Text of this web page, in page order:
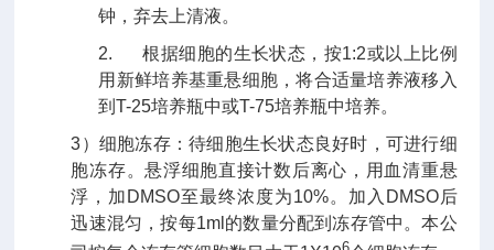
钟，弃去上清液。
2.根据细胞的生长状态，按1:2或以上比例
用新鲜培养基重悬细胞，将合适量培养液移入
到T-25培养瓶中或T-75培养瓶中培养。
3）细胞冻存：待细胞生长状态良好时，可进行细
胞冻存。悬浮细胞直接计数后离心，用血清重悬
浮，加 DMSO至最终浓度为10%。加入 DMSO后
迅速混匀，按每1ml 的数量分配到冻存管中。本公